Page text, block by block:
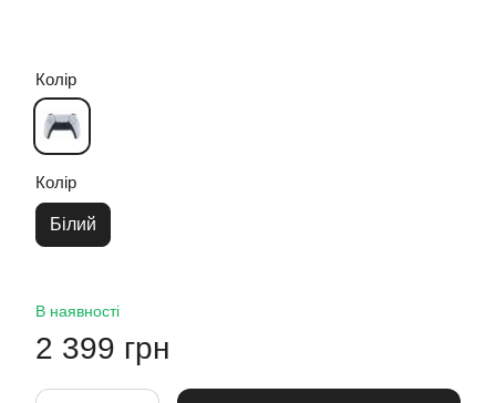
Колір
Колір
Білий
В наявності
2 399 грн